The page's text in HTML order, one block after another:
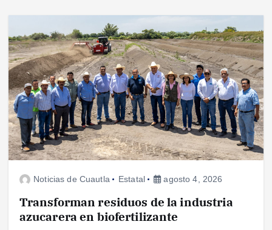
Noticias de Cuautla Estatal agosto 4, 2026
Transforman residuos de la industria
azucarera en biofertilizante